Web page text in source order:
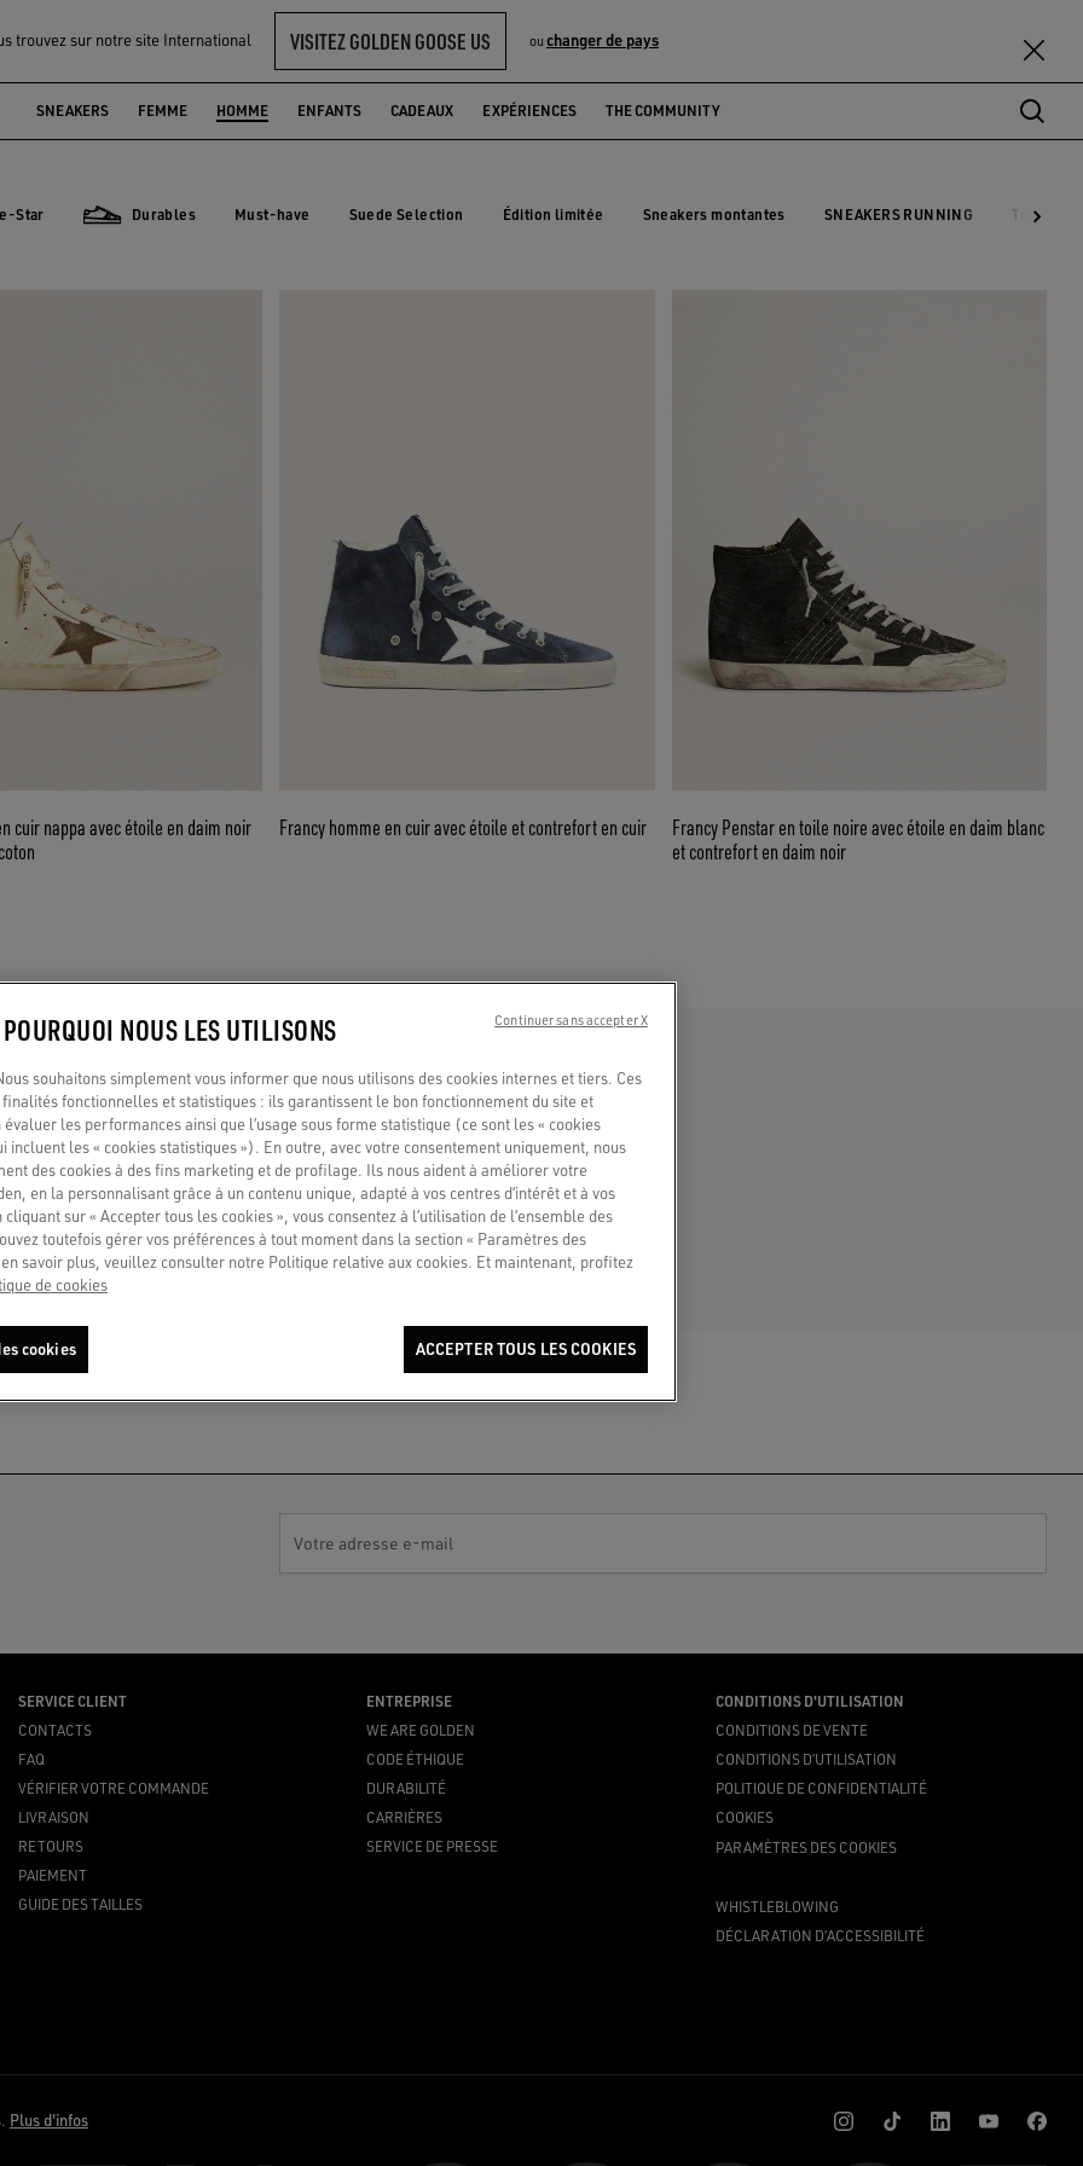
trouvez sur notre site International VISITEZ GOLDEN GOOSE US ou changer de pays
SNEAKERS FEMME HOMME ENFANTS CADEAUX EXPÉRIENCES THE COMMUNITY
Star Durables Must-have Suede Selection Édition limitée Sneakers montantes SNEAKERS RUNNING Tout Voir
cuir nappa avec étoile en daim noir
Francy homme en cuir avec étoile et contrefort en cuir
Francy Penstar en toile noire avec étoile en daim blanc
et contrefort en daim noir
UNIVERSELLE DE L'AMOUR
de l’amour. Les finitions artisanales et les détails
allie l’essence de l’artisanat vénitien et la culture des
1970 remis au goût du jour.
Votre adresse e-mail
SERVICE CLIENT
CONTACTS
FAQ
VÉRIFIER VOTRE COMMANDE
LIVRAISON
RETOURS
PAIEMENT
GUIDE DES TAILLES
ENTREPRISE
WE ARE GOLDEN
CODE ÉTHIQUE
DURABILITÉ
CARRIÈRES
SERVICE DE PRESSE
CONDITIONS D'UTILISATION
CONDITIONS DE VENTE
CONDITIONS D’UTILISATION
POLITIQUE DE CONFIDENTIALITÉ
COOKIES
PARAMÈTRES DES COOKIES
WHISTLEBLOWING
DÉCLARATION D’ACCESSIBILITÉ
Plus d'infos
NOUS LES UTILISONS
souhaitons simplement vous informer que nous utilisons des cookies internes et tiers. Ces
finalités fonctionnelles et statistiques : ils garantissent le bon fonctionnement du site et
évaluer les performances ainsi que l’usage sous forme statistique (ce sont les « cookies
incluent les « cookies statistiques »). En outre, avec votre consentement uniquement, nous
des cookies à des fins marketing et de profilage. Ils nous aident à améliorer votre
en la personnalisant grâce à un contenu unique, adapté à vos centres d’intérêt et à vos
sur « Accepter tous les cookies », vous consentez à l’utilisation de l’ensemble des
toutefois gérer vos préférences à tout moment dans la section « Paramètres des
savoir plus, veuillez consulter notre Politique relative aux cookies. Et maintenant, profitez
de cookies
cookies ACCEPTER TOUS LES COOKIES
Continuer sans accepter X